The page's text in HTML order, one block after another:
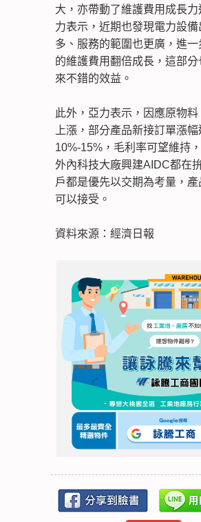
大，亦帶動了維護費用成長力
力表示，近期也發現電力設
多、服務的範圍也更廣，進一
的維護費用翻倍成長，這部分
來不錯的效益。
此外，亞力表示，因應原物
上漲，部分產品新接訂單漲幅
10%-15%，毛利率可望維持
外內科技大廠興建AIDC都在
戶都是優先以交期為考量，
可以接受。
資料來源：經濟日報